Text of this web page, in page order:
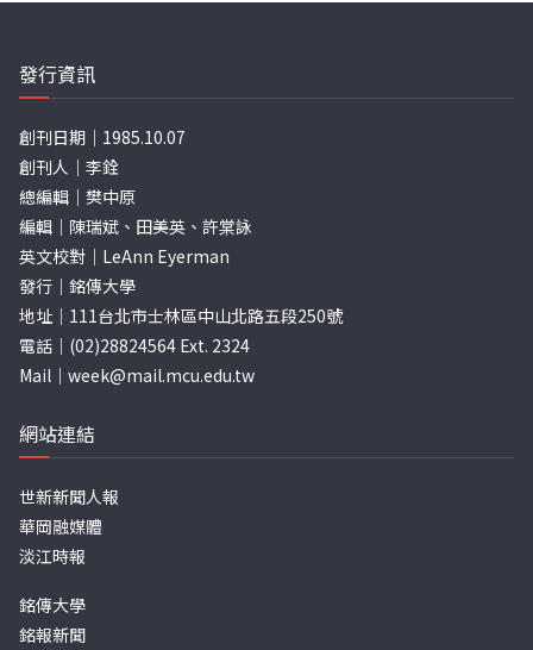
發行資訊
創刊日期｜1985.10.07
創刊人｜李銓
總編輯｜樊中原
編輯｜陳瑞斌、田美英、許棠詠
英文校對｜LeAnn Eyerman
發行｜銘傳大學
地址｜111台北市士林區中山北路五段250號
電話｜(02)28824564 Ext. 2324
Mail｜ week@mail.mcu.edu.tw
網站連結
世新新聞人報
華岡融媒體
淡江時報
銘傳大學
銘報新聞